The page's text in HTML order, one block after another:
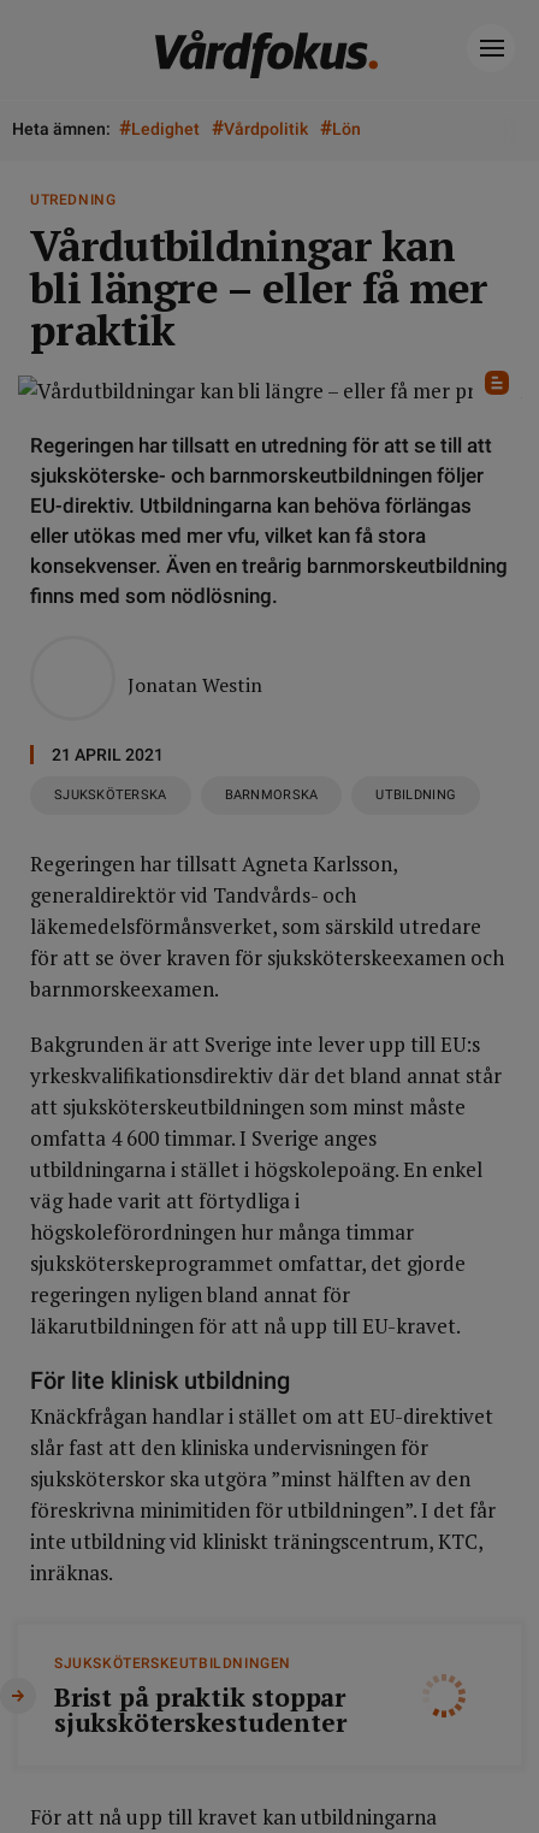
Heta ämnen: #Ledighet #Vårdpolitik #Lön
UTREDNING
Vårdutbildningar kan
bli längre – eller få mer
praktik
Regeringen har tillsatt en utredning för att se till att
sjuksköterske- och barnmorskeutbildningen följer
EU-direktiv. Utbildningarna kan behöva förlängas
eller utökas med mer vfu, vilket kan få stora
konsekvenser. Även en treårig barnmorskeutbildning
finns med som nödlösning.
Jonatan Westin
21 APRIL 2021
SJUKSKÖTERSKA BARNMORSKA UTBILDNING
Regeringen har tillsatt Agneta Karlsson,
generaldirektör vid Tandvårds- och
läkemedelsförmånsverket, som särskild utredare
för att se över kraven för sjuksköterskeexamen och
barnmorskeexamen.
Bakgrunden är att Sverige inte lever upp till EU:s
yrkeskvalifikationsdirektiv där det bland annat står
att sjuksköterskeutbildningen som minst måste
omfatta 4 600 timmar. I Sverige anges
utbildningarna i stället i högskolepoäng. En enkel
väg hade varit att förtydliga i
högskoleförordningen hur många timmar
sjuksköterskeprogrammet omfattar, det gjorde
regeringen nyligen bland annat för
läkarutbildningen för att nå upp till EU-kravet.
För lite klinisk utbildning
Knäckfrågan handlar i stället om att EU-direktivet
slår fast att den kliniska undervisningen för
sjuksköterskor ska utgöra ”minst hälften av den
föreskrivna minimitiden för utbildningen”. I det får
inte utbildning vid kliniskt träningscentrum, KTC,
inräknas.
SJUKSKÖTERSKEUTBILDNINGEN
Brist på praktik stoppar
sjuksköterskestudenter
För att nå upp till kravet kan utbildningarna